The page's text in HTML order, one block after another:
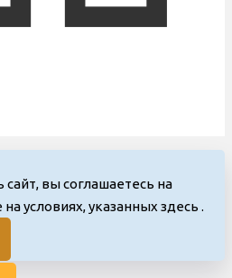
вы соглашаетесь на
условиях, указанных здесь .